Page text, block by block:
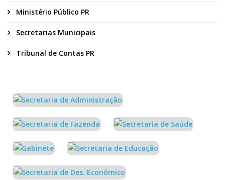
Ministério Público PR
Secretarias Municipais
Tribunal de Contas PR